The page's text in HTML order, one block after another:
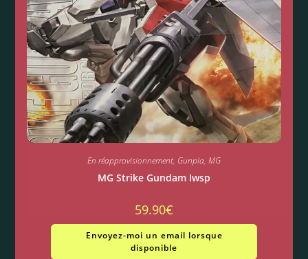
En réapprovisionnement, Gunpla, MG
MG Strike Gundam Iwsp
59.90€
Envoyez-moi un email lorsque
disponible